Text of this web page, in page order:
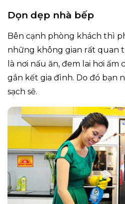
Dọn dẹp nhà bếp
Bên cạnh phòng khách thì
những không gian rất quan
là nơi nấu ăn, đem lai hơi ấm
gắn kết gia đình. Do đó bạn
sạch sẽ.